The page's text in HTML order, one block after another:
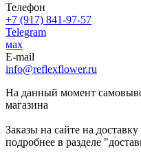
Телефон
+7 (917) 841-97-57
Telegram
мах
E-mail
info@reflexflower.ru
На данный момент
магазина
Заказы на сайте на
подробнее в разделе